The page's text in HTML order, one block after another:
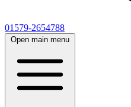
01579-2654788
Open main menu